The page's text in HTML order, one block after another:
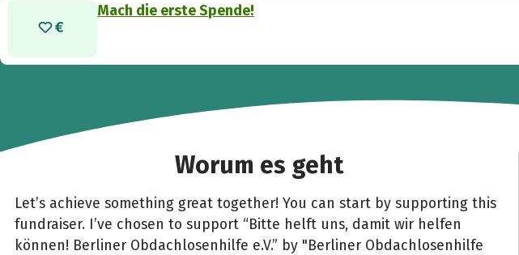
Mach die erste Spende!
Worum es geht
Let’s achieve something great together! You can start by supporting this
fundraiser. I’ve chosen to support “Bitte helft uns, damit wir helfen
können! Berliner Obdachlosenhilfe e.V.” by "Berliner Obdachlosenhilfe